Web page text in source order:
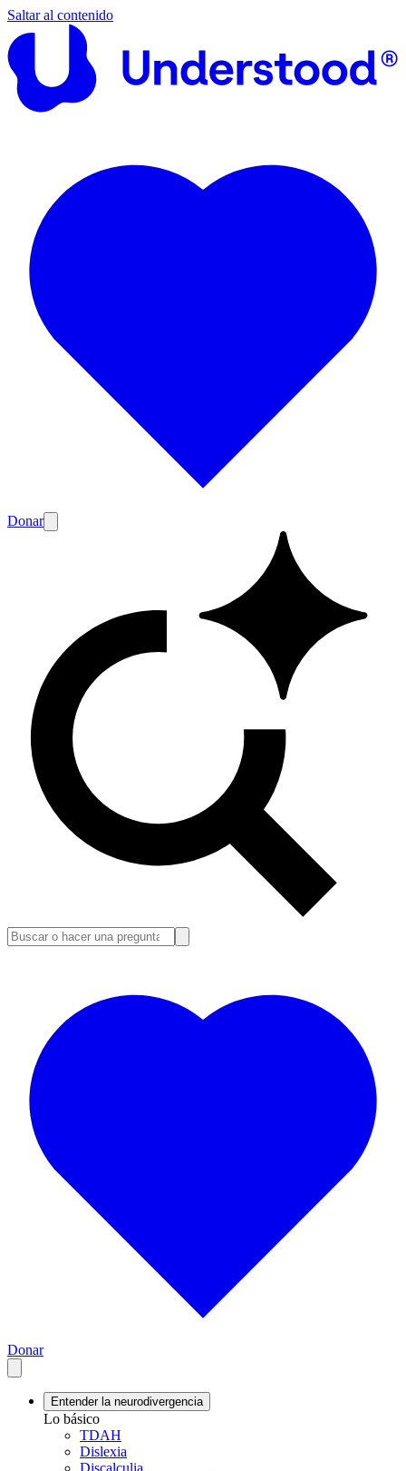
Saltar al contenido
Donar
Donar
Entender la neurodivergencia
Lo básico
TDAH
Dislexia